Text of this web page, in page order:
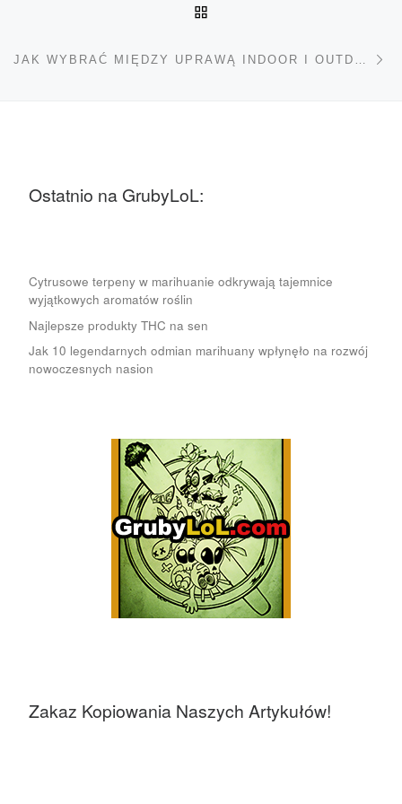
Ostatnio na GrubyLoL:
Cytrusowe terpeny w marihuanie odkrywają tajemnice
wyjątkowych aromatów roślin
Najlepsze produkty THC na sen
Jak 10 legendarnych odmian marihuany wpłynęło na rozwój
nowoczesnych nasion
Zakaz Kopiowania Naszych Artykułów!